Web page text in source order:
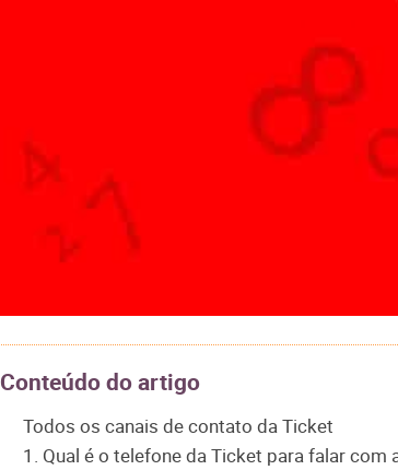
Conteúdo do artigo
Todos os canais de contato da Ticket
1. Qual é o telefone da Ticket para falar com